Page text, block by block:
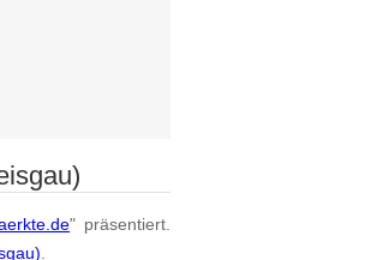
" präsentiert.
.